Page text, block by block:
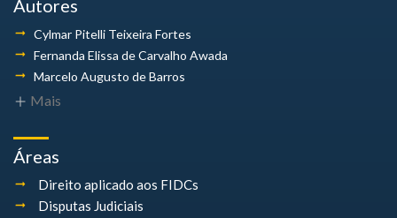
Autores
Cylmar Pitelli Teixeira Fortes
Fernanda Elissa de Carvalho Awada
Marcelo Augusto de Barros
Mais
Áreas
Direito aplicado aos FIDCs
Disputas Judiciais